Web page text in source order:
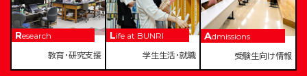
Research
教育・研究支援
Life at BUNRI
学生生活・就職
Admissions
受験生向け情報